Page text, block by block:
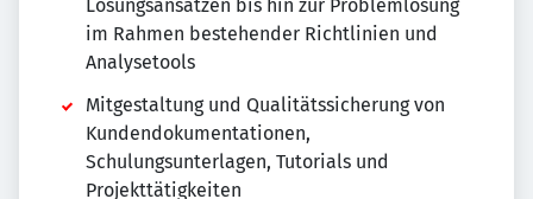
Lösungsansätzen bis hin zur Problemlösung
im Rahmen bestehender Richtlinien und
Analysetools
Mitgestaltung und Qualitätssicherung von
Kundendokumentationen,
Schulungsunterlagen, Tutorials und
Projekttätigkeiten